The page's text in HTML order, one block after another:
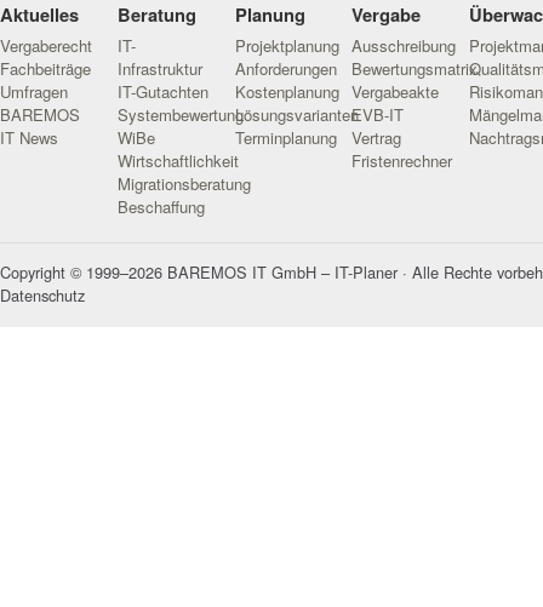
Aktuelles
Vergaberecht
Fachbeiträge
Umfragen
BAREMOS
IT News
Beratung
IT-
Infrastruktur
IT-Gutachten
Systembewertung
WiBe
Wirtschaftlichkeit
Migrationsberatung
Beschaffung
Planung
Projektplanung
Anforderungen
Kostenplanung
Lösungsvarianten
Terminplanung
Vergabe
Ausschreibung
Bewertungsmatrix
Vergabeakte
EVB-IT
Vertrag
Fristenrechner
Copyright © 1999–2026 BAREMOS IT GmbH – IT-Planer · Alle Rechte
Datenschutz